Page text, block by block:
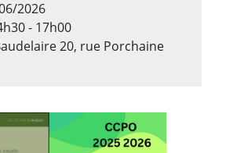
2026
- 17h00
20, rue Porchaine